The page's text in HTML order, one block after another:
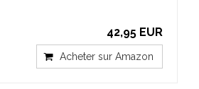
42,95 EUR
Acheter sur Amazon